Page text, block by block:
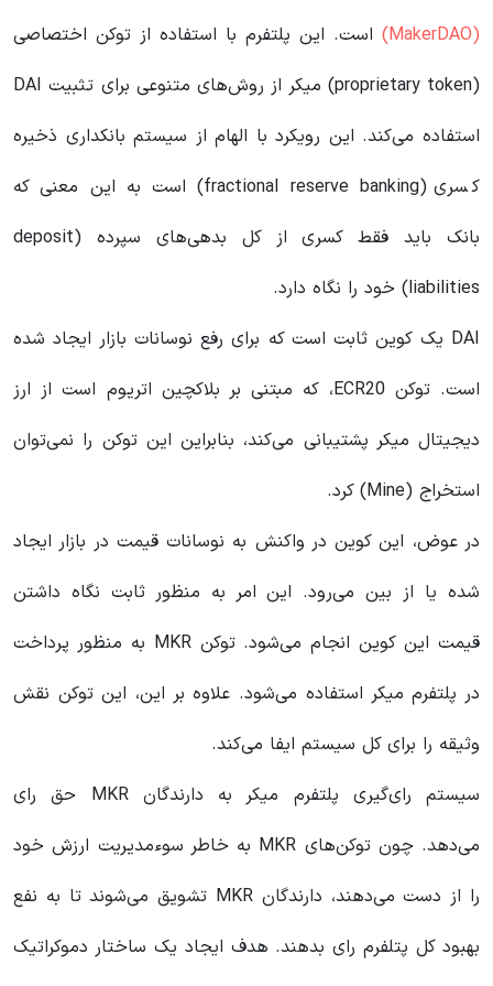
(MakerDAO)
است. این پلتفرم با استفاده از توکن اختصاصی
(proprietary token) میکر از روش‌های متنوعی برای تثبیت DAI
استفاده می‌کند. این رویکرد با الهام از سیستم بانکداری ذخیره‌
کسری (fractional reserve banking) است به این معنی که
بانک باید فقط کسری از کل بدهی‌های سپرده (deposit
liabilities) خود را نگاه دارد.
DAI یک کوین ثابت است که برای رفع نوسانات بازار ایجاد شده
است. توکن ECR20، که مبتنی بر بلاکچین اتریوم است از ارز
دیجیتال میکر پشتیبانی می‌کند، بنابراین این توکن را نمی‌توان
استخراج (Mine) کرد.
در عوض، این کوین در واکنش به نوسانات قیمت در بازار ایجاد
شده یا از بین می‌رود. این امر به منظور ثابت نگاه داشتن
قیمت این کوین انجام می‌شود. توکن MKR به منظور پرداخت
در پلتفرم میکر استفاده می‌شود. علاوه بر این، این توکن نقش
وثیقه را برای کل سیستم ایفا می‌کند.
سیستم رای‌گیری پلتفرم میکر به دارندگان MKR حق رای
می‌دهد. چون توکن‌های MKR به خاطر سوءمدیریت ارزش خود
را از دست می‌دهند، دارندگان MKR تشویق می‌شوند تا به نفع
بهبود کل پتلفرم رای بدهند. هدف ایجاد یک ساختار دموکراتیک